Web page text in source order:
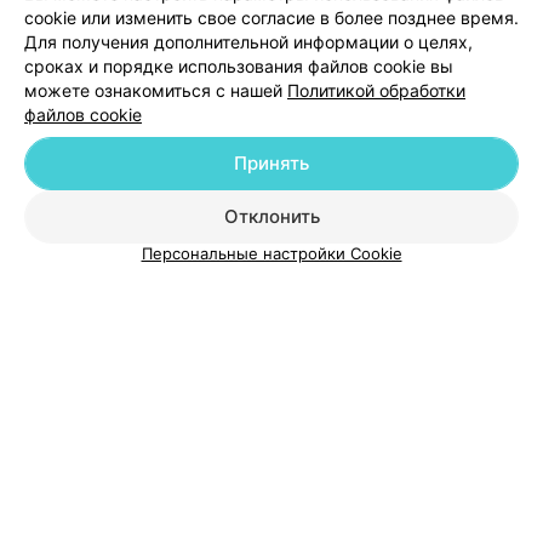
Добавить компанию
cookie или изменить свое согласие в более позднее время.
Для получения дополнительной информации о целях,
сроках и порядке использования файлов cookie вы
можете ознакомиться с нашей Политикой обработки
файлов cookie
Отклонить
Принять
Персональные настройки Cookie